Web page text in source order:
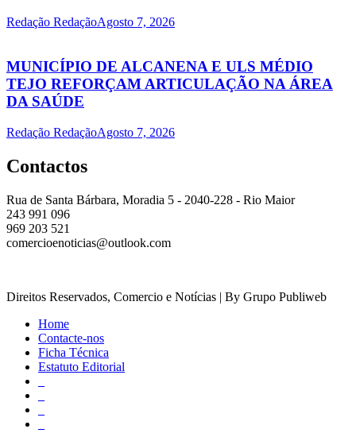
Redação RedaçãoAgosto 7, 2026
MUNICÍPIO DE ALCANENA E ULS MÉDIO
TEJO REFORÇAM ARTICULAÇÃO NA ÁREA
DA SAÚDE
Redação RedaçãoAgosto 7, 2026
Contactos
Rua de Santa Bárbara, Moradia 5 - 2040-228 - Rio Maior
243 991 096
969 203 521
comercioenoticias@outlook.com
Direitos Reservados, Comercio e Notícias | By Grupo Publiweb
Home
Contacte-nos
Ficha Técnica
Estatuto Editorial